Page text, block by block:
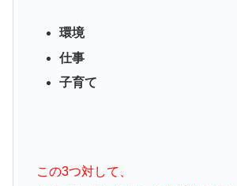
環境
仕事
子育て
この3つ対して、